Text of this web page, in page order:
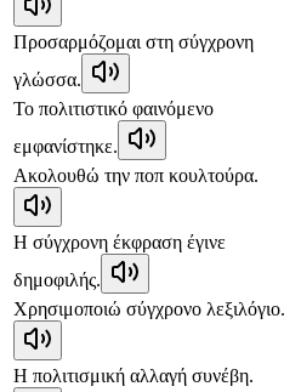
Προσαρμόζομαι στη σύγχρονη
γλώσσα.
Το πολιτιστικό φαινόμενο
εμφανίστηκε.
Ακολουθώ την ποπ κουλτούρα.
Η σύγχρονη έκφραση έγινε
δημοφιλής.
Χρησιμοποιώ σύγχρονο λεξιλόγιο.
Η πολιτισμική αλλαγή συνέβη.